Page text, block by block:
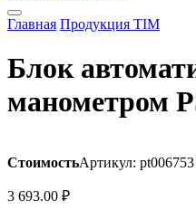
Главная Продукция TIM
Блок
манометром
СтоимостьАртикул: pt006753
3 693.00 ₽